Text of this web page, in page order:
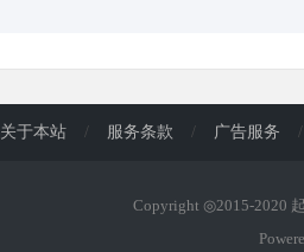
关于本站 / 服务条款 / 广告服务 /
Copyright ◎2015-2020